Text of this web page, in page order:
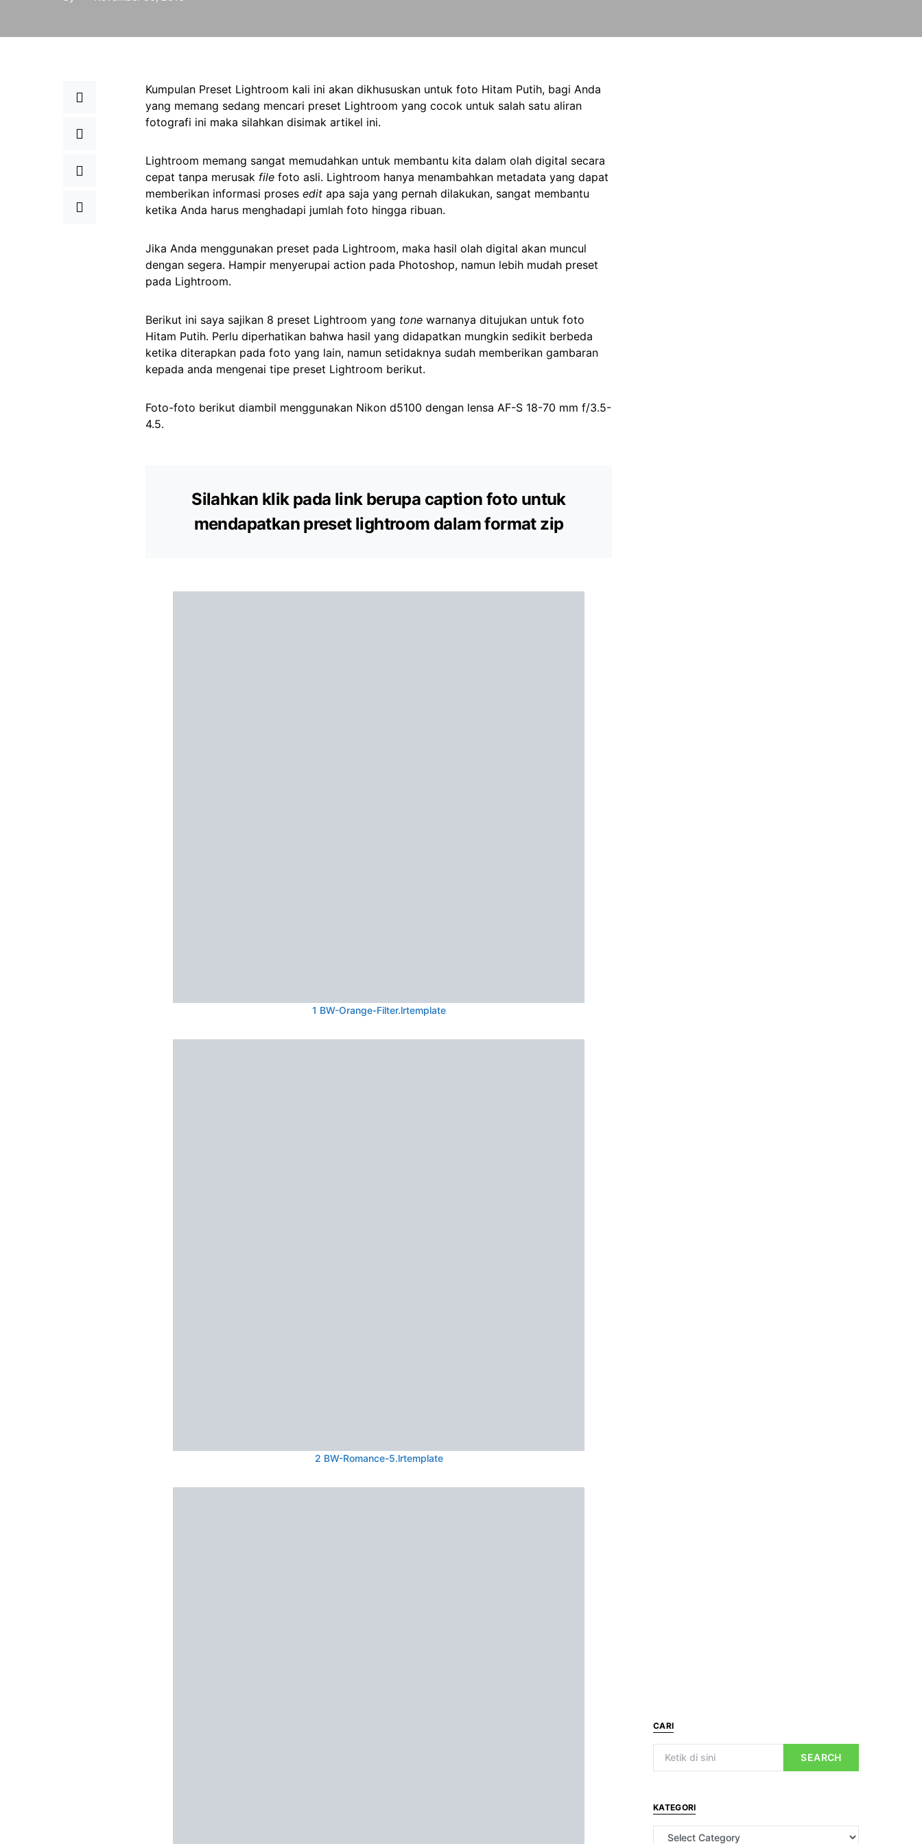
Kumpulan Preset Lightroom kali ini akan dikhususkan untuk foto Hitam Putih, bagi Anda
yang memang sedang mencari preset Lightroom yang cocok untuk salah satu aliran
fotografi ini maka silahkan disimak artikel ini.
Lightroom memang sangat memudahkan untuk membantu kita dalam olah digital secara
cepat tanpa merusak file foto asli. Lightroom hanya menambahkan metadata yang dapat
memberikan informasi proses edit apa saja yang pernah dilakukan, sangat membantu
ketika Anda harus menghadapi jumlah foto hingga ribuan.
Jika Anda menggunakan preset pada Lightroom, maka hasil olah digital akan muncul
dengan segera. Hampir menyerupai action pada Photoshop, namun lebih mudah preset
pada Lightroom.
Berikut ini saya sajikan 8 preset Lightroom yang tone warnanya ditujukan untuk foto
Hitam Putih. Perlu diperhatikan bahwa hasil yang didapatkan mungkin sedikit berbeda
ketika diterapkan pada foto yang lain, namun setidaknya sudah memberikan gambaran
kepada anda mengenai tipe preset Lightroom berikut.
Foto-foto berikut diambil menggunakan Nikon d5100 dengan lensa AF-S 18-70 mm f/3.5-
4.5.
Silahkan klik pada link berupa caption foto untuk
mendapatkan preset lightroom dalam format zip
1 BW-Orange-Filter.lrtemplate
2 BW-Romance-5.lrtemplate
CARI
SEARCH
KATEGORI